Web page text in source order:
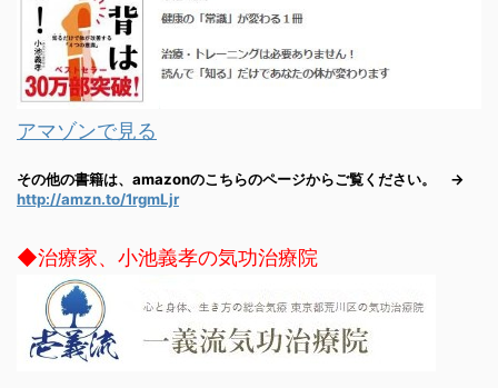
アマゾンで見る
その他の書籍は、amazonのこちらのページからご覧ください。 →
http://amzn.to/1rgmLjr
◆治療家、小池義孝の気功治療院